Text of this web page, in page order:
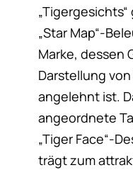
„Star Map“-
Marke, dessen
Darstellung
angelehnt ist.
angeordnete
„Tiger Face“-
trägt zum